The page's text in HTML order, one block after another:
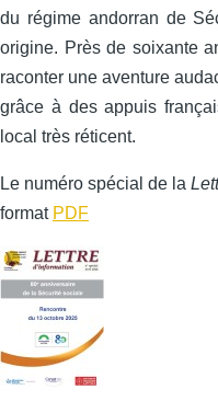
du régime andorran de
origine. Près de soixante
raconter une aventure
grâce à des appuis
local très réticent.
Le numéro spécial de la
format PDF